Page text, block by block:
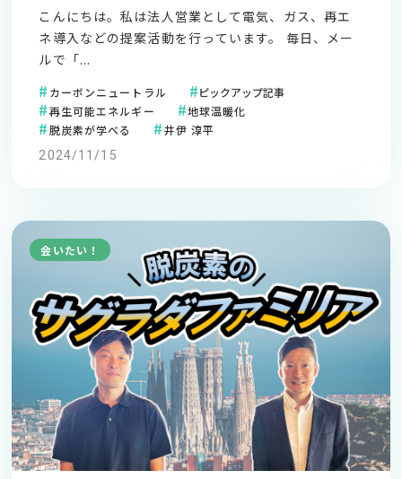
こんにちは。私は法人営業として電気、ガス、再エ
ネ導入などの提案活動を行っています。 毎日、メー
ルで「...
カーボンニュートラル
ピックアップ記事
再生可能エネルギー
地球温暖化
脱炭素が学べる
井伊 淳平
2024/11/15
会いたい！